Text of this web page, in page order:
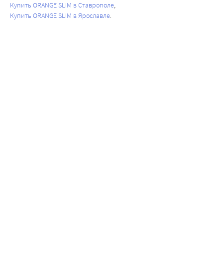
Купить ORANGE SLIM в Ставрополе
Купить ORANGE SLIM в Ярославле